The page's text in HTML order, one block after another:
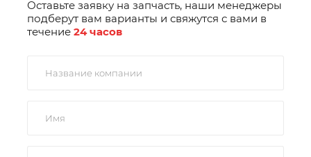
Оставьте заявку на запчасть, наши менеджеры
подберут вам варианты и свяжутся с вами в
течение 24 часов